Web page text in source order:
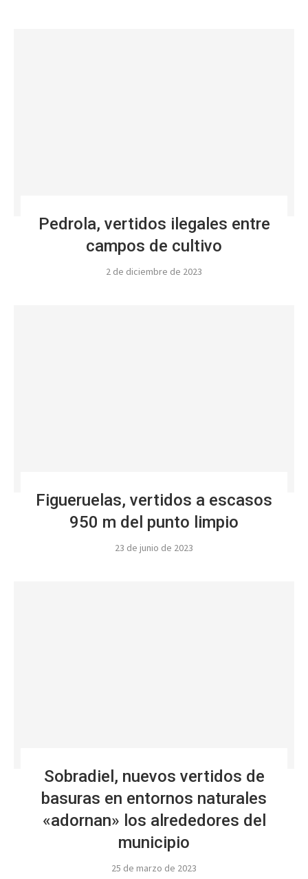
Pedrola, vertidos ilegales entre
campos de cultivo
2 de diciembre de 2023
Figueruelas, vertidos a escasos
950 m del punto limpio
23 de junio de 2023
Sobradiel, nuevos vertidos de
basuras en entornos naturales
«adornan» los alrededores del
municipio
25 de marzo de 2023